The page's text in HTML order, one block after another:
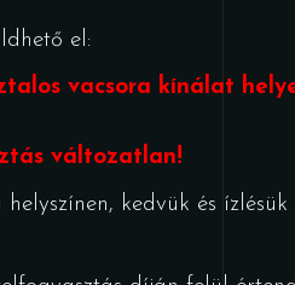
el:
vacsora kínálat
változatlan!
kedvük és